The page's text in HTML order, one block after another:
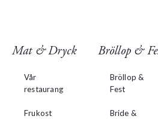
Mat & Dryck
Vår
restaurang
Frukost
Bröllop &
Bröllop &
Fest
Bride &